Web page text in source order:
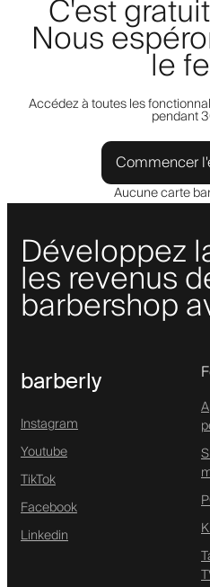
C'est
Nous
le
Accédez à toutes les
pendant
Commencer
Aucune carte
Développez
les revenus
barbershop
barberly
Instagram
Youtube
TikTok
Facebook
Linkedin